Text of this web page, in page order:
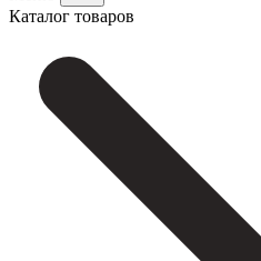
Каталог товаров